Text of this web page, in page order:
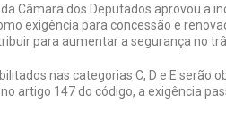
Câmara dos Deputados aprovou a
exigência para concessão e
para aumentar a segurança no
nas categorias C, D e E serão
artigo 147 do código, a exigência